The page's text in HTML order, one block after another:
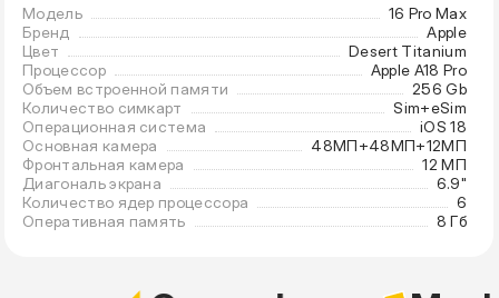
Модель
16 Pro Max
Бренд
Apple
Цвет
Desert Titanium
Процессор
Apple A18 Pro
Объем встроенной памяти
256 Gb
Количество симкарт
Sim+eSim
Операционная система
iOS 18
Основная камера
48МП+48МП+12МП
Фронтальная камера
12 МП
Диагональ экрана
6.9"
Количество ядер процессора
6
Оперативная память
8 Гб